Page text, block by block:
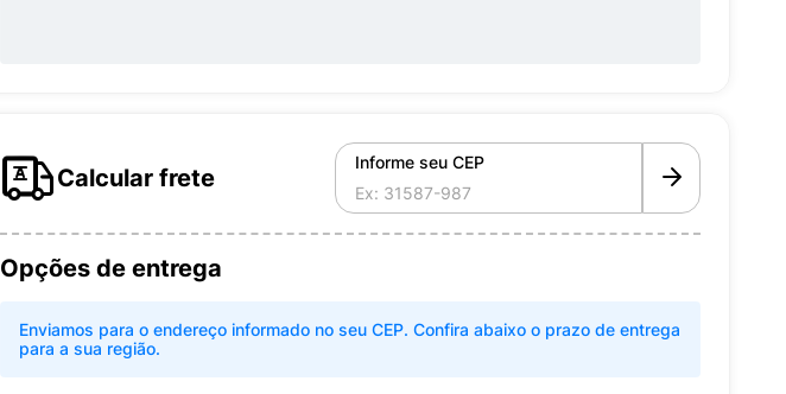
Calcular frete
Informe seu CEP
Opções de entrega
Enviamos para o endereço informado no seu CEP. Confira abaixo o prazo de entrega
para a sua região.